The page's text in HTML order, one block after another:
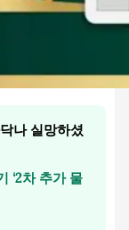
나 실망하셨
‘2차 추가 물